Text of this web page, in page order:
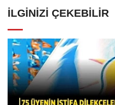
İLGINIZI ÇEKEBILIR